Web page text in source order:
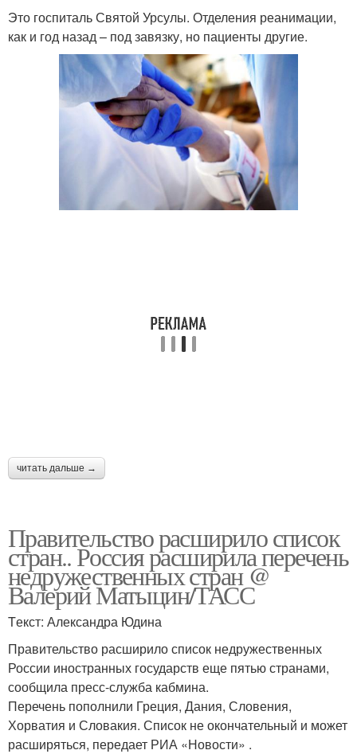
Это госпиталь Святой Урсулы. Отделения реанимации,
как и год назад – под завязку, но пациенты другие.
читать дальше →
Правительство расширило список
стран.. Россия расширила перечень
недружественных стран @
Валерий Матыцин/ТАСС
Tекст: Александра Юдина
Правительство расширило список недружественных
России иностранных государств еще пятью странами,
сообщила пресс-служба кабмина.
Перечень пополнили Греция, Дания, Словения,
Хорватия и Словакия. Список не окончательный и может
расширяться, передает РИА «Новости» .